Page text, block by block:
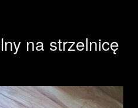
na strzelnicę